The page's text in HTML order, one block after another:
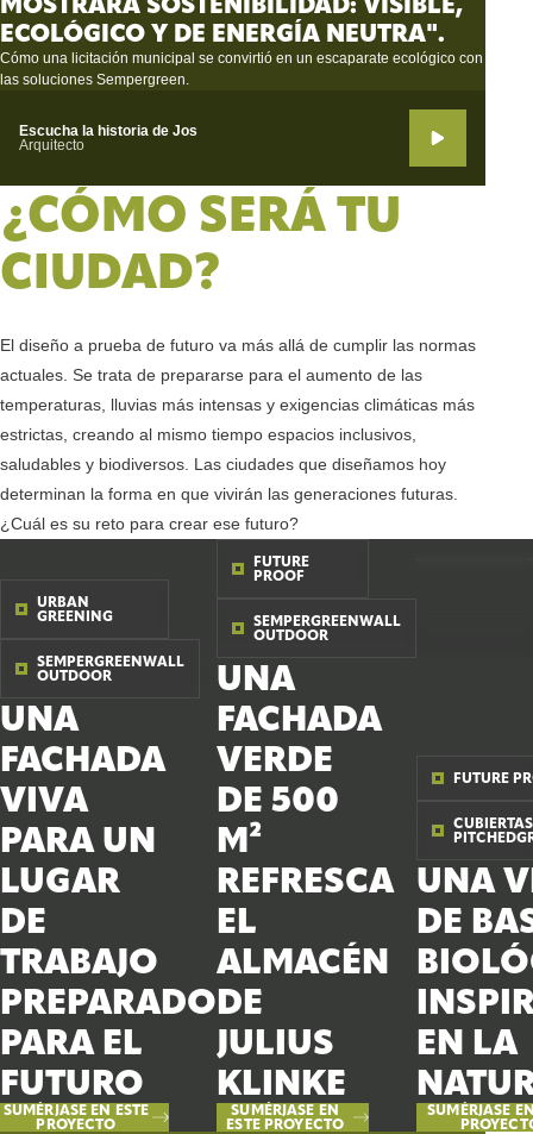
ECOLÓGICO Y DE ENERGÍA NEUTRA".
Cómo una licitación municipal se convirtió en un escaparate ecológico con
las soluciones Sempergreen.
Escucha la historia de Jos
Arquitecto
¿CÓMO SERÁ TU
CIUDAD?
El diseño a prueba de futuro va más allá de cumplir las normas
actuales. Se trata de prepararse para el aumento de las
temperaturas, lluvias más intensas y exigencias climáticas más
estrictas, creando al mismo tiempo espacios inclusivos,
saludables y biodiversos. Las ciudades que diseñamos hoy
determinan la forma en que vivirán las generaciones futuras.
¿Cuál es su reto para crear ese futuro?
URBAN
GREENING
SEMPERGREENWALL
OUTDOOR
UNA
FACHADA
VIVA
PARA UN
LUGAR
DE
TRABAJO
PREPARADO
PARA EL
FUTURO
SUMÉRJASE EN ESTE
PROYECTO
FUTURE
PROOF
SEMPERGREENWALL
OUTDOOR
UNA
FACHADA
VERDE
DE 500
M²
REFRESCA
EL
ALMACÉN
DE
JULIUS
KLINKE
SUMÉRJASE EN
ESTE PROYECTO
FUTURE
CUBIERTAS
UNA
DE
EN LA
SUMÉRJASE